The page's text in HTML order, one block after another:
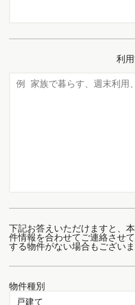
利
下記お答えいただけますと、
件情報を合わせてご連絡させ
する物件がない場合もございま
物件種別